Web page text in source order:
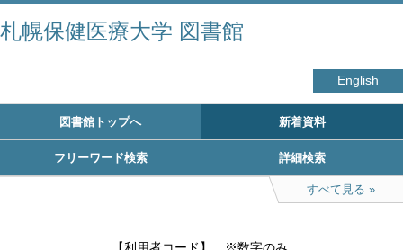
札幌保健医療大学 図書館
English
図書館トップへ 新着資料
フリーワード検索 詳細検索
すべて見る